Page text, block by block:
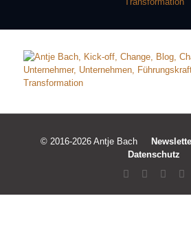
© 2016-2026 Antje Bach
Datenschutz